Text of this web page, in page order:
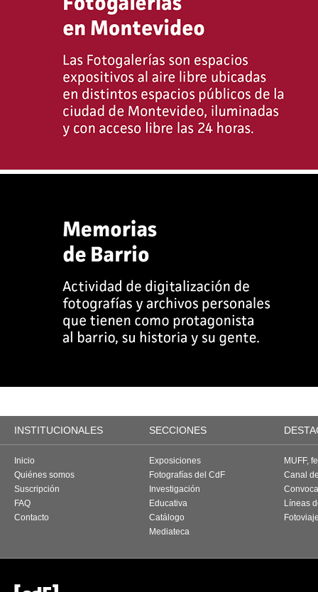
INSTITUCIONALES SECCIONES
Inicio
Quiénes somos
Suscripción
FAQ
Contacto
Exposiciones
Fotografías del CdF
Investigación
Educativa
Catálogo
Mediateca
MUFF,
Canal
Líneas